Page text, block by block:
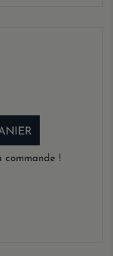
!